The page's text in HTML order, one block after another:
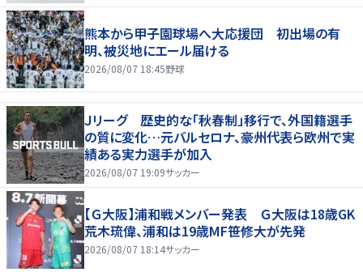
熊本から甲子園球場へ大応援団 初出場の有
明、被災地にエール届ける
2026/08/07 18:45野球
Ｊリーグ 歴史的な「秋春制」移行で、外国籍選手
の質に変化…元バルセロナ、豪州代表ら欧州で実
績ある実力選手が加入
2026/08/07 19:09サッカー
【Ｇ大阪】浦和戦メンバー発表 Ｇ大阪は18歳GK
荒木琉偉、浦和は19歳MF笹修大が先発
2026/08/07 18:14サッカー